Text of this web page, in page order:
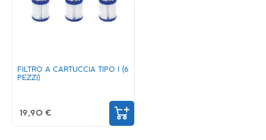
FILTRO A CARTUCCIA TIPO I (6
PEZZI)
19,90 €